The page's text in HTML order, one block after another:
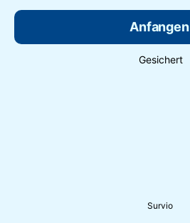
Anfangen
Gesichert
Survio